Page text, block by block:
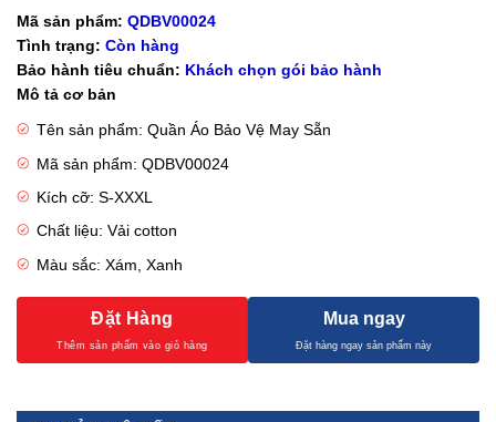
Mã sản phẩm: QDBV00024
Tình trạng: Còn hàng
Bảo hành tiêu chuẩn: Khách chọn gói bảo hành
Mô tả cơ bản
Tên sản phẩm: Quần Áo Bảo Vệ May Sẵn
Mã sản phẩm: QDBV00024
Kích cỡ: S-XXXL
Chất liệu: Vải cotton
Màu sắc: Xám, Xanh
Đặt Hàng Mua ngay